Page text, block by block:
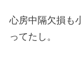
心房中隔欠損も
ってたし。